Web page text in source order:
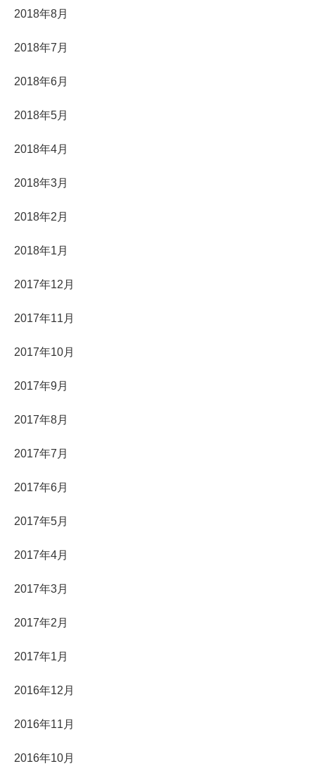
2018年8月
2018年7月
2018年6月
2018年5月
2018年4月
2018年3月
2018年2月
2018年1月
2017年12月
2017年11月
2017年10月
2017年9月
2017年8月
2017年7月
2017年6月
2017年5月
2017年4月
2017年3月
2017年2月
2017年1月
2016年12月
2016年11月
2016年10月